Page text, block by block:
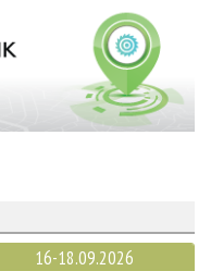
16-18.09.2026